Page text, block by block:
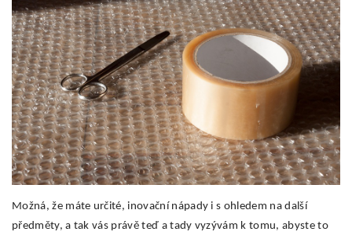
Možná, že máte určité, inovační nápady i s ohledem na další
předměty, a tak vás právě teď a tady vyzývám k tomu, abyste to